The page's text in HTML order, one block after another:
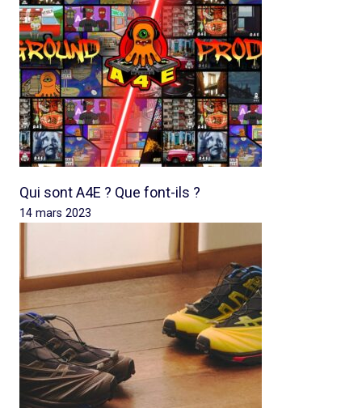
Qui sont A4E ? Que font-ils ?
14 mars 2023